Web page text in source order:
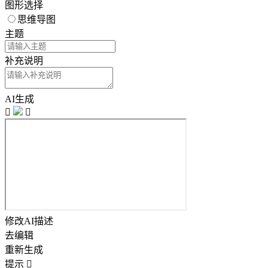
图形选择
思维导图
主题
补充说明
AI生成


修改AI描述
去编辑
重新生成
提示 